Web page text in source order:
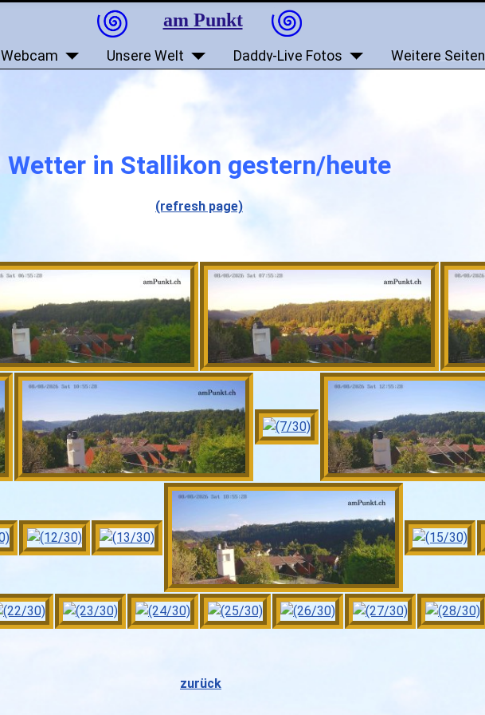
am Punkt
Webcam Unsere Welt Daddy-Live Fotos Weitere Seiten
Wetter in Stallikon gestern/heute
(refresh page)
zurück